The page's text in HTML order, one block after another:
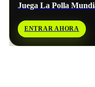
Juega La Polla
ENTRAR AHORA